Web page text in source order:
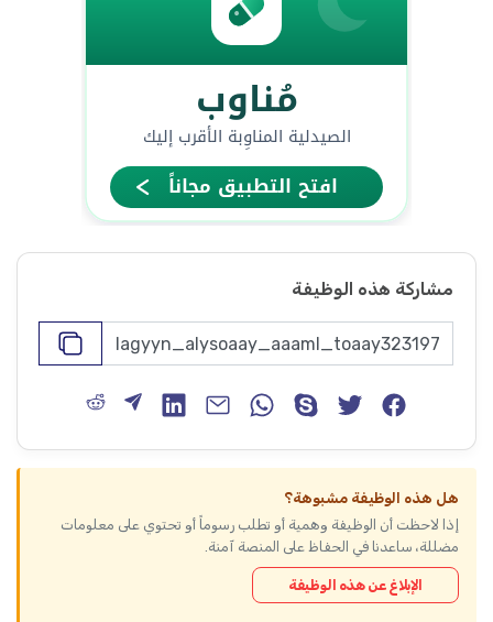
مشاركة هذه الوظيفة
هل هذه الوظيفة مشبوهة؟
إذا لاحظت أن الوظيفة وهمية أو تطلب رسوماً أو تحتوي على معلومات
مضللة، ساعدنا في الحفاظ على المنصة آمنة.
الإبلاغ عن هذه الوظيفة